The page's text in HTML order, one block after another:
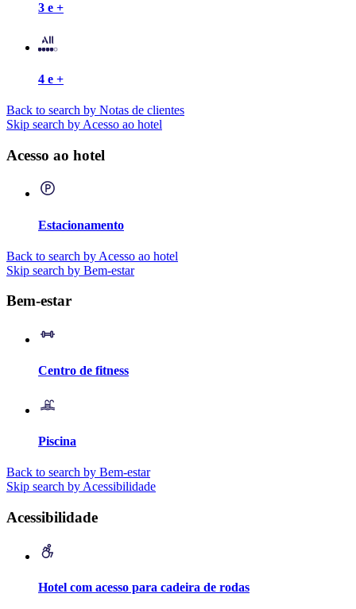
3 e +
4 e +
Back to search by Notas de clientes
Skip search by Acesso ao hotel
Acesso ao hotel
Estacionamento
Back to search by Acesso ao hotel
Skip search by Bem-estar
Bem-estar
Centro de fitness
Piscina
Back to search by Bem-estar
Skip search by Acessibilidade
Acessibilidade
Hotel com acesso para cadeira de rodas